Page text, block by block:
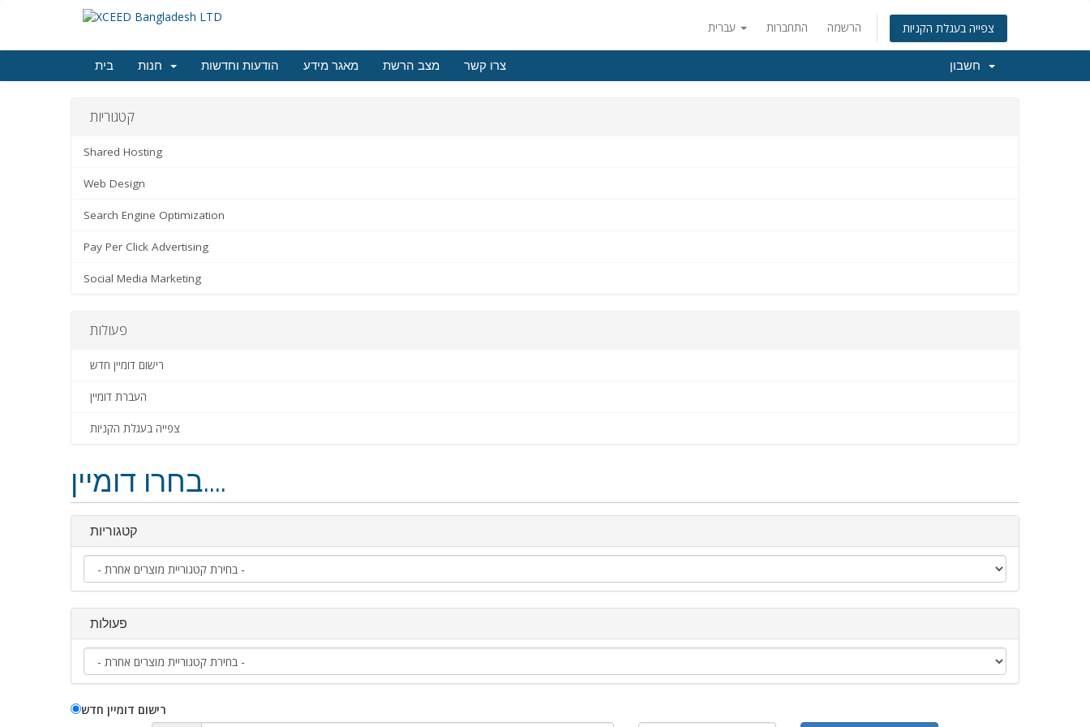
התחברות הרשמה צפייה בעגלת הקניות
בית הודעות וחדשות מאגר מידע מצב הרשת צרו קשר
קטגוריות
Shared Hosting
Web Design
Search Engine Optimization
Pay Per Click Advertising
Social Media Marketing
פעולות
רישום דומיין חדש
העברת דומיין
צפייה בעגלת הקניות
בחרו דומיין....
קטגוריות
פעולות
רישום דומיין חדש